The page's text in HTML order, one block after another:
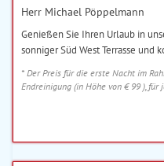
Herr Michael Pöppelmann
Genießen Sie Ihren Urlaub in
sonniger Süd West Terrasse und
* Der Preis für die erste Nacht im
Endreinigung (in Höhe von € 99 ),